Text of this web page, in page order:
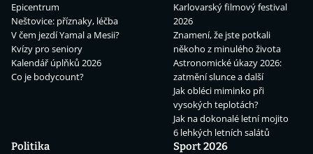
Epicentrum
Neštovice: příznaky, léčba
V čem jezdí Yamal a Mesii?
Kvízy pro seniory
Kalendář úplňků 2026
Co je bodycount?
Karlovarský filmový festival
2026
Znamení, že jste potkali
někoho z minulého života
Astronomické úkazy 2026:
zatmění slunce a další
Jak obléci miminko při
vysokých teplotách?
Jak na dokonalé letní mojito
6 lehkých letních salátů
Politika
Sport 2026